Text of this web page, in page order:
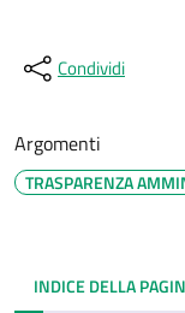
Condividi
Argomenti
TRASPARENZA
INDICE DELLA